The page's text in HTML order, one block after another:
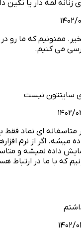
دار یا نگین دار هم
که ما رو در جریان
کنیم.
ای نماد فقط به
اگر از نرم افزارهای
نمیشه و
با ما در ارتباط هستید